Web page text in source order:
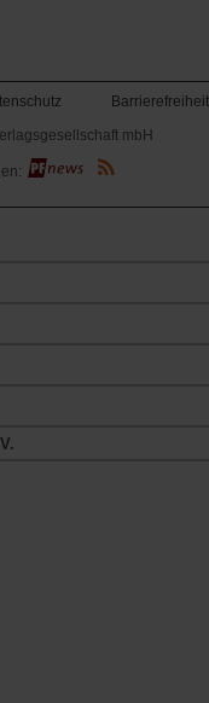
Barrierefreiheit
mbH
(Öffnet
in
neuen